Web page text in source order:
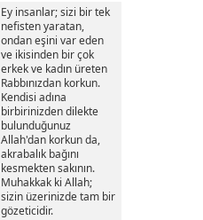
Ey insanlar; sizi bir tek
nefisten yaratan,
ondan eşini var eden
ve ikisinden bir çok
erkek ve kadın üreten
Rabbınızdan korkun.
Kendisi adına
birbirinizden dilekte
bulunduğunuz
Allah'dan korkun da,
akrabalık bağını
kesmekten sakının.
Muhakkak ki Allah;
sizin üzerinizde tam bir
gözeticidir.